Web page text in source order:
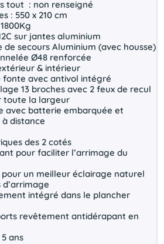
tout : non renseigné
: 550 x 210 cm
sur jantes aluminium
secours Aluminium (avec housse)
Ø48 renforcée
& intérieur
fonte avec antivol intégré
13 broches avec 2 feux de recul
toute la largeur
avec batterie embarquée et
distance
des 2 cotés
pour faciliter l’arrimage du
un meilleur éclairage naturel
intégré dans le plancher
revêtement antidérapant en
ans